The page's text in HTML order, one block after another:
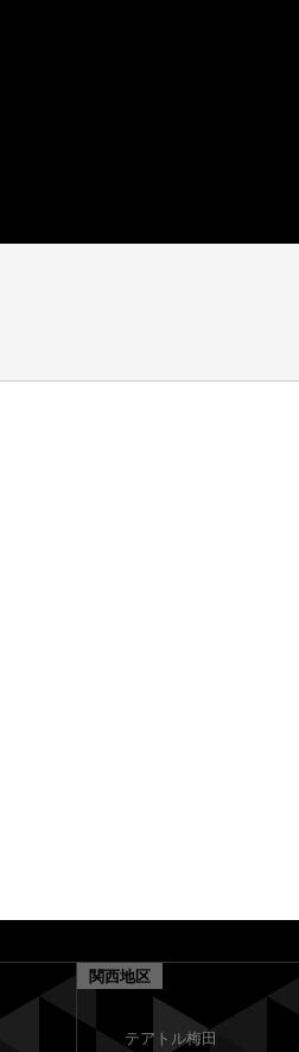
関西地区
テアトル梅田